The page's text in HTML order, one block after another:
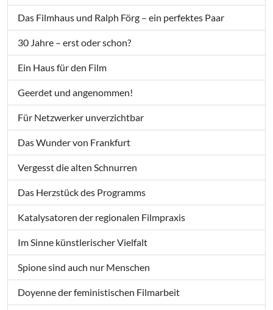
Das Filmhaus und Ralph Förg – ein perfektes Paar
30 Jahre – erst oder schon?
Ein Haus für den Film
Geerdet und angenommen!
Für Netzwerker unverzichtbar
Das Wunder von Frankfurt
Vergesst die alten Schnurren
Das Herzstück des Programms
Katalysatoren der regionalen Filmpraxis
Im Sinne künstlerischer Vielfalt
Spione sind auch nur Menschen
Doyenne der feministischen Filmarbeit